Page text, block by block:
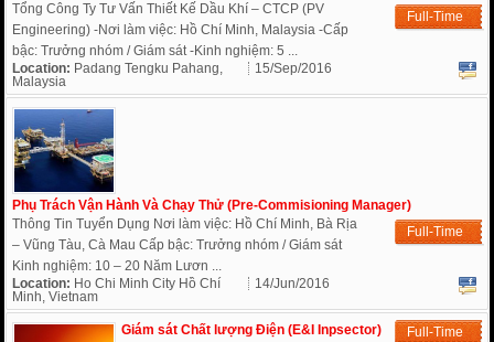
Full-Time
Tổng Công Ty Tư Vấn Thiết Kế Dầu Khí – CTCP (PV
Engineering) -Nơi làm việc: Hồ Chí Minh, Malaysia -Cấp
bậc: Trưởng nhóm / Giám sát -Kinh nghiệm: 5 ...
Location: Padang Tengku Pahang,
Malaysia
15/Sep/2016
Phụ Trách Vận Hành Và Chạy Thử (Pre-Commisioning Manager)
Full-Time
Thông Tin Tuyển Dụng Nơi làm việc: Hồ Chí Minh, Bà Rịa
– Vũng Tàu, Cà Mau Cấp bậc: Trưởng nhóm / Giám sát
Kinh nghiệm: 10 – 20 Năm Lươn ...
Location: Ho Chi Minh City Hồ Chí
Minh, Vietnam
14/Jun/2016
Giám sát Chất lượng Điện (E&I Inpsector)
Full-Time